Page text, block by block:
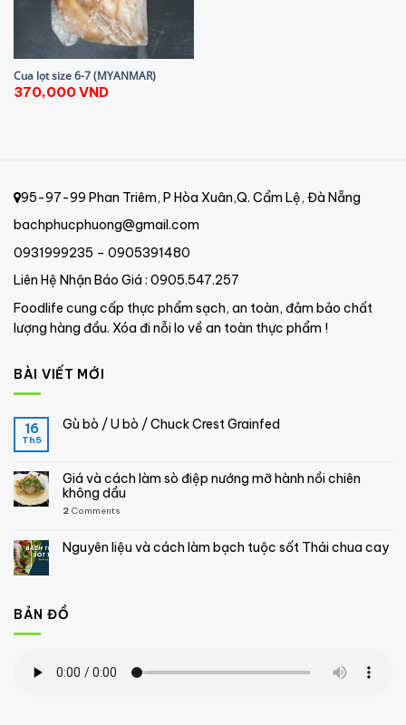
Cua lọt size 6-7 (MYANMAR)
370,000VND
95-97-99 Phan Triêm, P Hòa Xuân,Q. Cẩm Lệ, Đà Nẵng
bachphucphuong@gmail.com
0931999235 – 0905391480
Liên Hệ Nhận Báo Giá : 0905.547.257
Foodlife cung cấp thực phẩm sạch, an toàn, đảm bảo chất
lượng hàng đầu. Xóa đi nỗi lo về an toàn thực phẩm !
BÀI VIẾT MỚI
16
Th5
Gù bò / U bò / Chuck Crest Grainfed
Giá và cách làm sò điệp nướng mỡ hành nồi chiên
không dầu
2 Comments
Nguyên liệu và cách làm bạch tuộc sốt Thái chua cay
BẢN ĐỒ